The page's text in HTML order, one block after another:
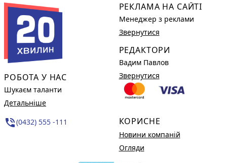
РОБОТА У НАС
Шукаєм таланти
Детальніше
phone_in_talk(0432) 555 -111
РЕКЛАМА НА САЙТІ
Менеджер з реклами
Звернутися
РЕДАКТОРИ
Вадим Павлов
Звернутися
КОРИСНЕ
Новини компаній
Огляди